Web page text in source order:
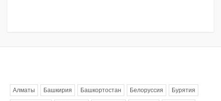
Алматы Башкирия Башкортостан Белоруссия Бурятия